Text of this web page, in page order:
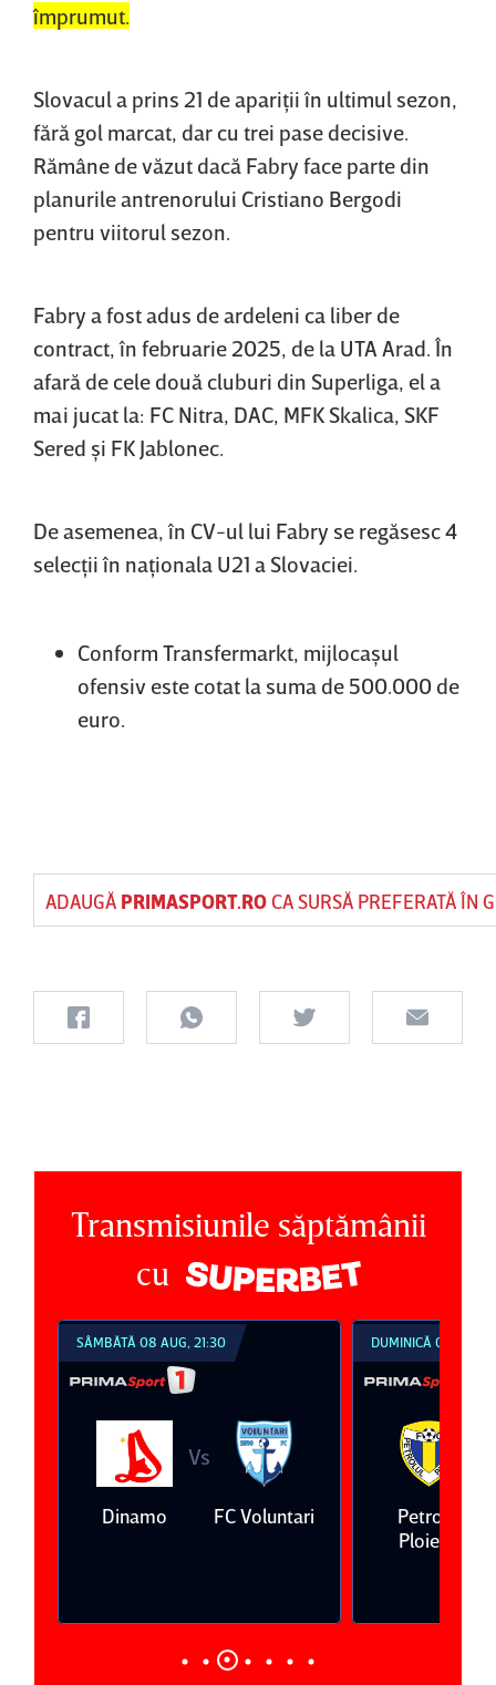
împrumut.
Slovacul a prins 21 de apariţii în ultimul sezon,
fără gol marcat, dar cu trei pase decisive.
Rămâne de văzut dacă Fabry face parte din
planurile antrenorului Cristiano Bergodi
pentru viitorul sezon.
Fabry a fost adus de ardeleni ca liber de
contract, în februarie 2025, de la UTA Arad. În
afară de cele două cluburi din Superliga, el a
mai jucat la: FC Nitra, DAC, MFK Skalica, SKF
Sered şi FK Jablonec.
De asemenea, în CV-ul lui Fabry se regăsesc 4
selecţii în naţionala U21 a Slovaciei.
Conform Transfermarkt, mijlocaşul
ofensiv este cotat la suma de 500.000 de
euro.
ADAUGĂ PRIMASPORT.ROCA SURSĂ PREFERATĂ ÎN
Transmisiunile săptămânii
cu
SÂMBĂTĂ 08 AUG, 21:30
Dinamo
Vs
FC Voluntari
DUMINICĂ 09 AUG,
Petrolul
Ploieşti